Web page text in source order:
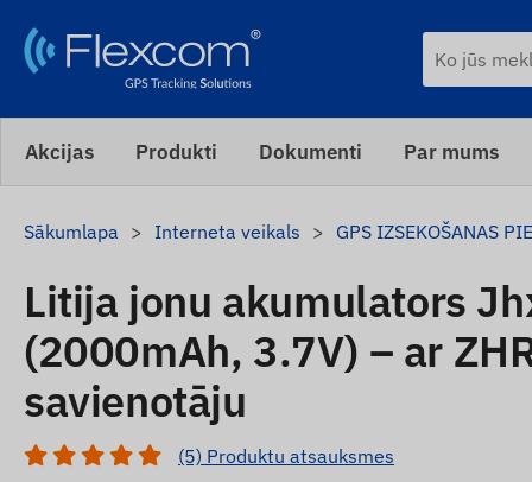
Akcijas Produkti Dokumenti Par mums
Sākumlapa Interneta veikals GPS IZSEKOŠANAS
Litija jonu akumulators
(2000mAh, 3.7V) – ar
savienotāju
(5) Produktu atsauksmes